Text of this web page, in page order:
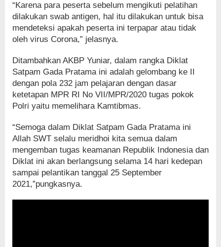
“Karena para peserta sebelum mengikuti pelatihan
dilakukan swab antigen, hal itu dilakukan untuk bisa
mendeteksi apakah peserta ini terpapar atau tidak
oleh virus Corona,” jelasnya.
Ditambahkan AKBP Yuniar, dalam rangka Diklat
Satpam Gada Pratama ini adalah gelombang ke II
dengan pola 232 jam pelajaran dengan dasar
ketetapan MPR RI No VII/MPR/2020 tugas pokok
Polri yaitu memelihara Kamtibmas.
“Semoga dalam Diklat Satpam Gada Pratama ini
Allah SWT selalu meridhoi kita semua dalam
mengemban tugas keamanan Republik Indonesia dan
Diklat ini akan berlangsung selama 14 hari kedepan
sampai pelantikan tanggal 25 September
2021,”pungkasnya.